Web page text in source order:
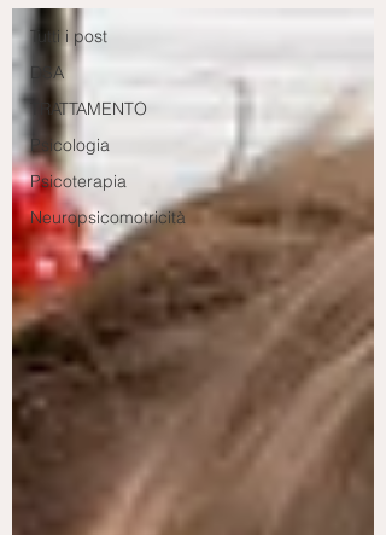
Tutti i post
DSA
TRATTAMENTO
Psicologia
Psicoterapia
Neuropsicomotricità